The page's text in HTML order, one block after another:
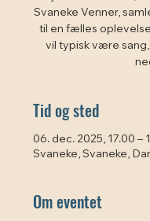
Svaneke Venner,
til en fælles
vil typisk være
Tid og sted
06. dec. 2025, 17.00 –
Svaneke, Svaneke,
Om eventet